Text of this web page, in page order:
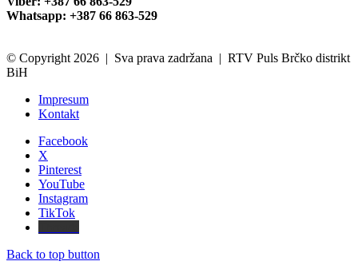
Whatsapp: +387 66 863-529
© Copyright 2026 | Sva prava zadržana | RTV Puls Brčko distrikt
BiH
Impresum
Kontakt
Facebook
X
Pinterest
YouTube
Instagram
TikTok
Back to top button